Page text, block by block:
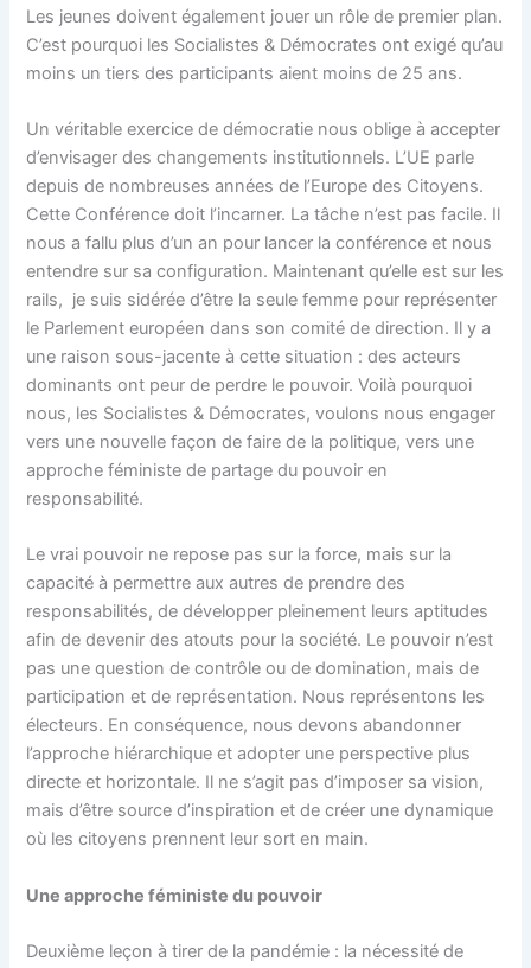
Les jeunes doivent également jouer un rôle de premier plan.
C’est pourquoi les Socialistes & Démocrates ont exigé qu’au
moins un tiers des participants aient moins de 25 ans.
Un véritable exercice de démocratie nous oblige à accepter
d’envisager des changements institutionnels. L’UE parle
depuis de nombreuses années de l’Europe des Citoyens.
Cette Conférence doit l’incarner. La tâche n’est pas facile. Il
nous a fallu plus d’un an pour lancer la conférence et nous
entendre sur sa configuration. Maintenant qu’elle est sur les
rails, je suis sidérée d’être la seule femme pour représenter
le Parlement européen dans son comité de direction. Il y a
une raison sous-jacente à cette situation : des acteurs
dominants ont peur de perdre le pouvoir. Voilà pourquoi
nous, les Socialistes & Démocrates, voulons nous engager
vers une nouvelle façon de faire de la politique, vers une
approche féministe de partage du pouvoir en
responsabilité.
Le vrai pouvoir ne repose pas sur la force, mais sur la
capacité à permettre aux autres de prendre des
responsabilités, de développer pleinement leurs aptitudes
afin de devenir des atouts pour la société. Le pouvoir n’est
pas une question de contrôle ou de domination, mais de
participation et de représentation. Nous représentons les
électeurs. En conséquence, nous devons abandonner
l’approche hiérarchique et adopter une perspective plus
directe et horizontale. Il ne s’agit pas d’imposer sa vision,
mais d’être source d’inspiration et de créer une dynamique
où les citoyens prennent leur sort en main.
Une approche féministe du pouvoir
Deuxième leçon à tirer de la pandémie : la nécessité de